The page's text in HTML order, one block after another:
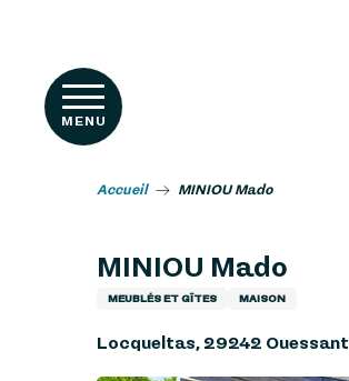
contenu
principal
MENU
Accueil MINIOU Mado
MINIOU Mado
MEUBLÉS ET GÎTES MAISON
Locqueltas, 29242 Ouessant